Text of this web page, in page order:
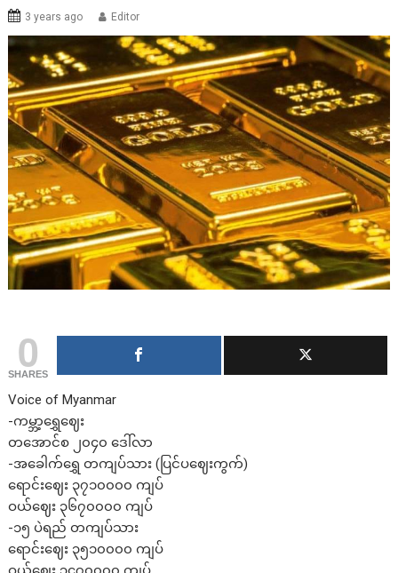
3 years ago Editor
0
SHARES
Voice of Myanmar
-ကမ္ဘာ့ရွှေဈေး
တအောင်စ ၂၀၄၀ ဒေါ်လာ
-အခေါက်ရွှေ တကျပ်သား (ပြင်ပဈေးကွက်)
ရောင်းဈေး ၃၇၁၀၀၀၀ ကျပ်
ဝယ်ဈေး ၃၆၇၀၀၀၀ ကျပ်
-၁၅ ပဲရည် တကျပ်သား
ရောင်းဈေး ၃၅၁၀၀၀၀ ကျပ်